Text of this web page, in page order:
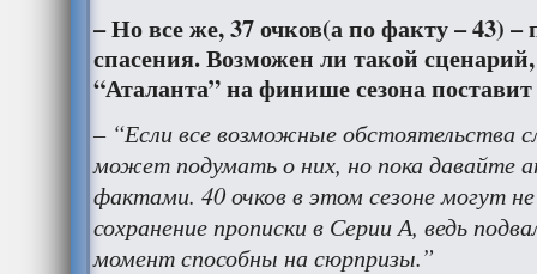
– Но все же, 37 очков(а по факту – 43) –
спасения. Возможен ли такой
“Аталанта” на финише сезона
– “Если все возможные обстоятельства
может подумать о них, но пока давайте
фактами. 40 очков в этом сезоне могут
сохранение прописки в Серии А, ведь
момент способны на сюрпризы.”